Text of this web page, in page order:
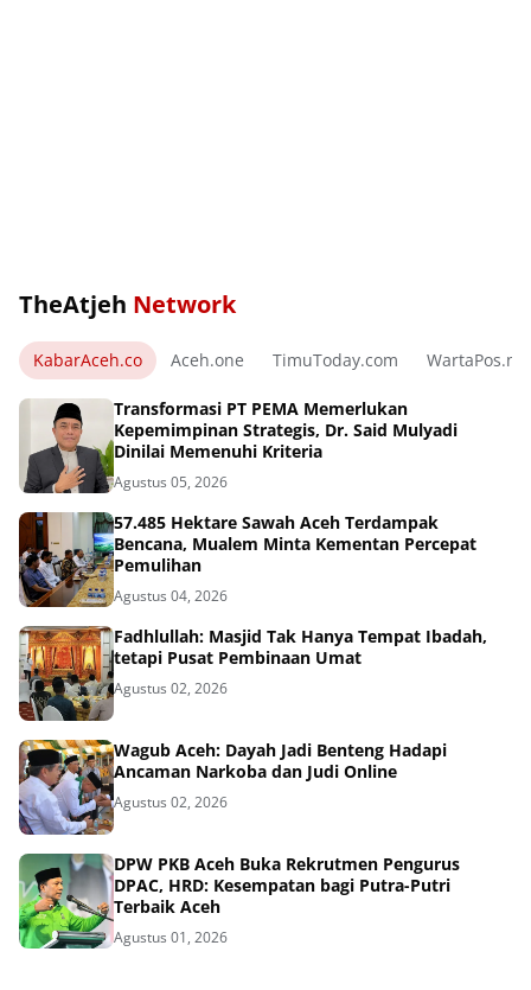
TheAtjeh Network
KabarAceh.co Aceh.one TimuToday.com WartaPos.net
Transformasi PT PEMA Memerlukan
Kepemimpinan Strategis, Dr. Said Mulyadi
Dinilai Memenuhi Kriteria
Agustus 05, 2026
57.485 Hektare Sawah Aceh Terdampak
Bencana, Mualem Minta Kementan Percepat
Pemulihan
Agustus 04, 2026
Fadhlullah: Masjid Tak Hanya Tempat Ibadah,
tetapi Pusat Pembinaan Umat
Agustus 02, 2026
Wagub Aceh: Dayah Jadi Benteng Hadapi
Ancaman Narkoba dan Judi Online
Agustus 02, 2026
DPW PKB Aceh Buka Rekrutmen Pengurus
DPAC, HRD: Kesempatan bagi Putra-Putri
Terbaik Aceh
Agustus 01, 2026